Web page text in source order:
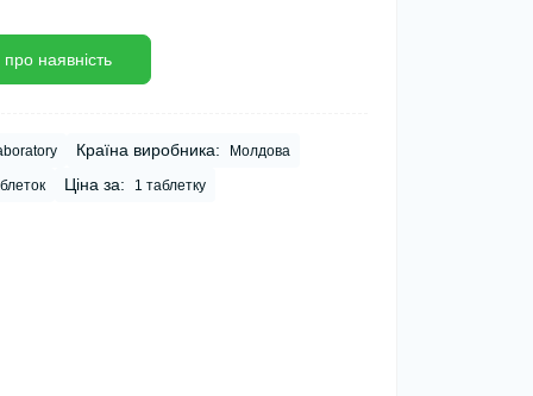
наявність
Країна виробника: Молдова
Ціна за: 1 таблетку